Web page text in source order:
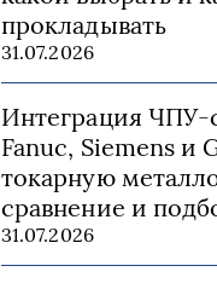
прокладывать
31.07.2026
Интеграция ЧПУ-
Fanuc, Siemens и
токарную
сравнение и
31.07.2026